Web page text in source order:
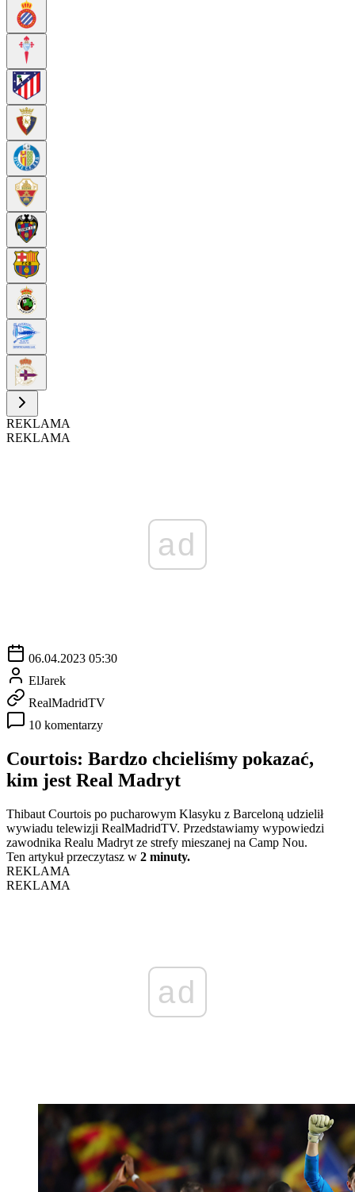
REKLAMA
REKLAMA
ad
06.04.2023 05:30
ElJarek
RealMadridTV
10 komentarzy
Courtois: Bardzo chcieliśmy pokazać,
kim jest Real Madryt
Thibaut Courtois po pucharowym Klasyku z Barceloną udzielił
wywiadu telewizji RealMadridTV. Przedstawiamy wypowiedzi
zawodnika Realu Madryt ze strefy mieszanej na Camp Nou.
Ten artykuł przeczytasz w 2 minuty.
REKLAMA
REKLAMA
ad